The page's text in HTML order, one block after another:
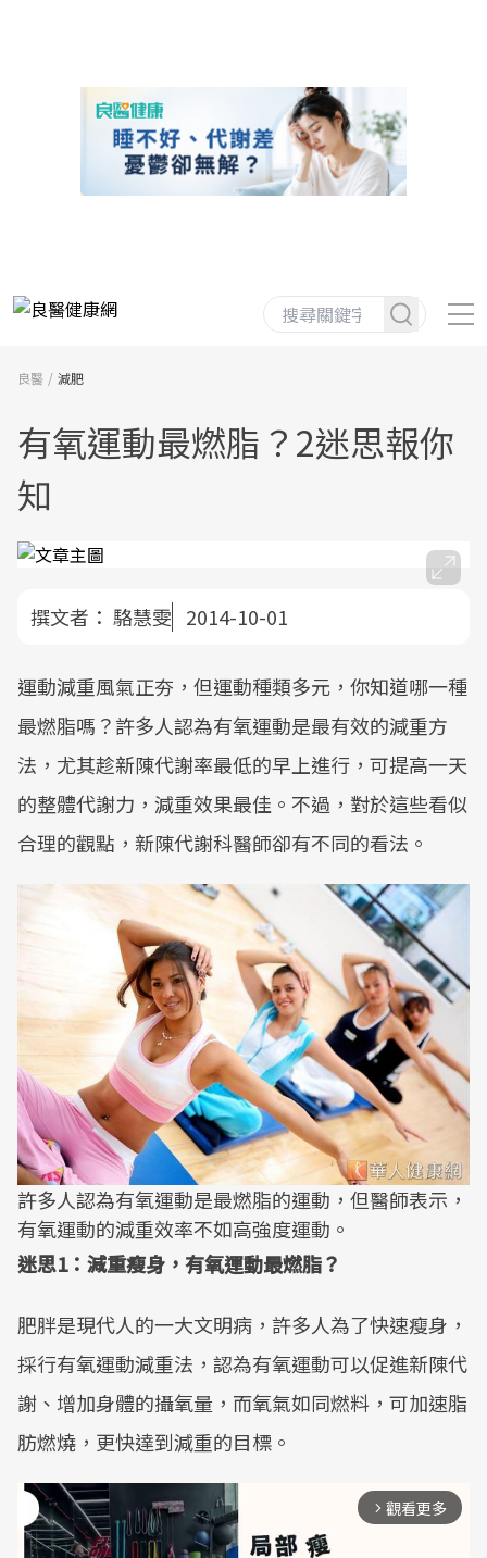
良醫 減肥
有氧運動最燃脂？2迷思報你
知
撰文者： 駱慧雯 2014-10-01
運動減重風氣正夯，但運動種類多元，你知道哪一種
最燃脂嗎？許多人認為有氧運動是最有效的減重方
法，尤其趁新陳代謝率最低的早上進行，可提高一天
的整體代謝力，減重效果最佳。不過，對於這些看似
合理的觀點，新陳代謝科醫師卻有不同的看法。
許多人認為有氧運動是最燃脂的運動，但醫師表示，
有氧運動的減重效率不如高強度運動。
迷思1：減重瘦身，有氧運動最燃脂？
肥胖是現代人的一大文明病，許多人為了快速瘦身，
採行有氧運動減重法，認為有氧運動可以促進新陳代
謝、增加身體的攝氧量，而氧氣如同燃料，可加速脂
肪燃燒，更快達到減重的目標。
arrow_forward_ios 觀看更多